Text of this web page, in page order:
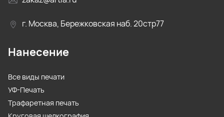
г. Москва, Бережковская наб. 20стр77
Нанесение
Все виды печати
УФ-Печать
Трафаретная печать